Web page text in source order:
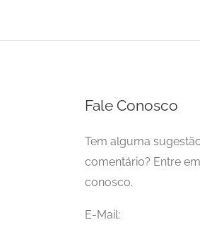
Fale Conosco
Tem alguma
comentário? Entre
conosco.
E-Mail: